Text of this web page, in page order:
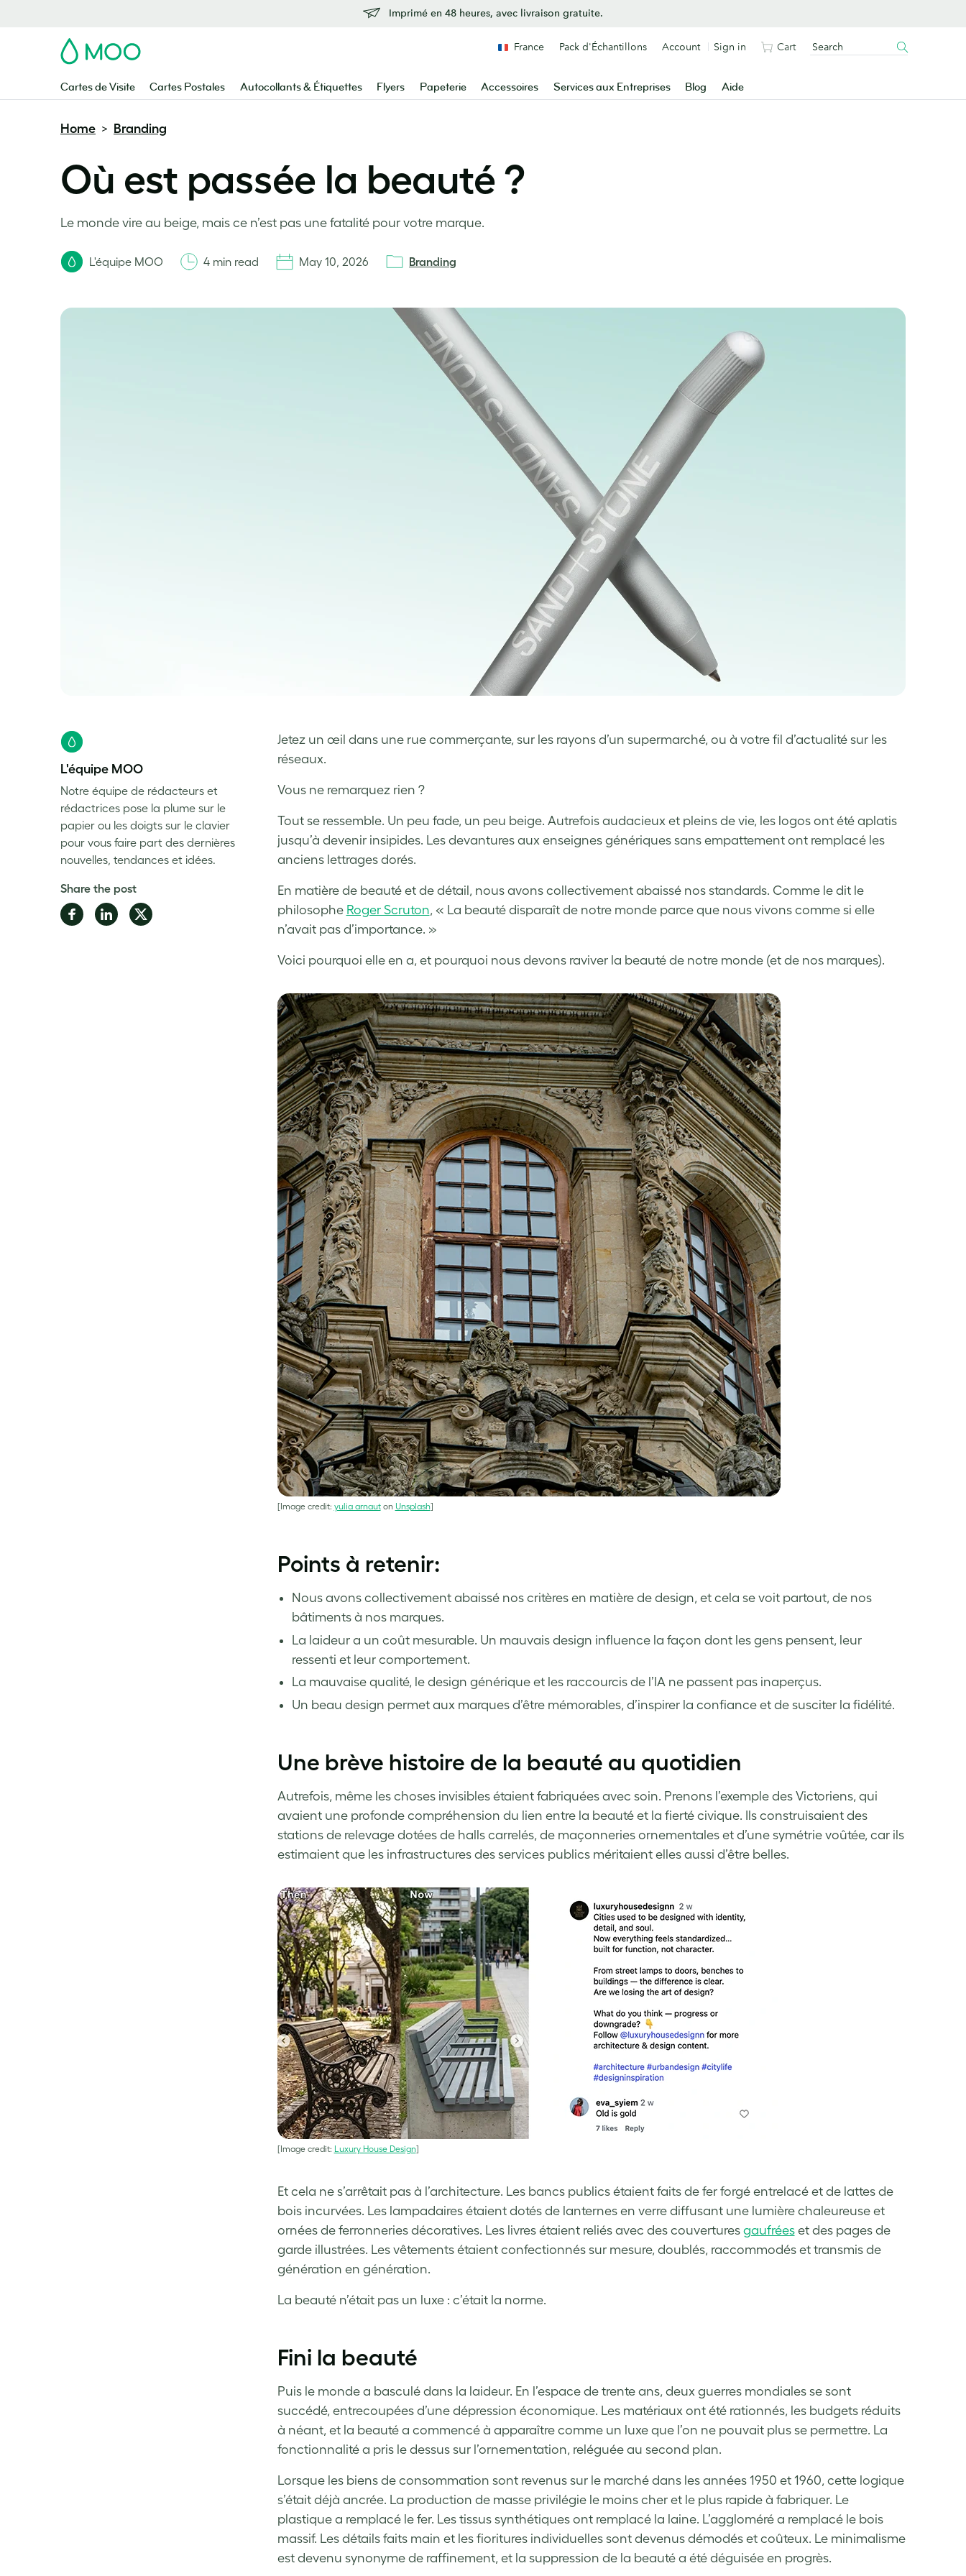
Imprimé en 48 heures, avec livraison gratuite.
MOO
Cartes de Visite Cartes Postales Autocollants & Étiquettes Flyers Papeterie Accessoires Services aux Entreprises Blog Aide
France Pack d'Échantillons Account Sign in Cart
Home > Branding
Où est passée la beauté ?
Le monde vire au beige, mais ce n’est pas une fatalité pour votre marque.
L'équipe MOO 4 min read May 10, 2026 Branding
Jetez un œil dans une rue commerçante, sur les rayons d’un supermarché, ou à votre fil d’actualité sur les
réseaux.
Vous ne remarquez rien ?
Tout se ressemble. Un peu fade, un peu beige. Autrefois audacieux et pleins de vie, les logos ont été aplatis
jusqu’à devenir insipides. Les devantures aux enseignes génériques sans empattement ont remplacé les
anciens lettrages dorés.
En matière de beauté et de détail, nous avons collectivement abaissé nos standards. Comme le dit le
philosophe Roger Scruton, « La beauté disparaît de notre monde parce que nous vivons comme si elle
n’avait pas d’importance. »
Voici pourquoi elle en a, et pourquoi nous devons raviver la beauté de notre monde (et de nos marques).
[Image credit: yulia arnauton Unsplash]
Points à retenir:
Nous avons collectivement abaissé nos critères en matière de design, et cela se voit partout, de nos
bâtiments à nos marques.
La laideur a un coût mesurable. Un mauvais design influence la façon dont les gens pensent, leur
ressenti et leur comportement.
La mauvaise qualité, le design générique et les raccourcis de l’IA ne passent pas inaperçus.
Un beau design permet aux marques d’être mémorables, d’inspirer la confiance et de susciter la fidélité.
Une brève histoire de la beauté au quotidien
Autrefois, même les choses invisibles étaient fabriquées avec soin. Prenons l’exemple des Victoriens, qui
avaient une profonde compréhension du lien entre la beauté et la fierté civique. Ils construisaient des
stations de relevage dotées de halls carrelés, de maçonneries ornementales et d’une symétrie voûtée, car ils
estimaient que les infrastructures des services publics méritaient elles aussi d’être belles.
[Image credit: Luxury House Design]
Et cela ne s’arrêtait pas à l’architecture. Les bancs publics étaient faits de fer forgé entrelacé et de lattes de
bois incurvées. Les lampadaires étaient dotés de lanternes en verre diffusant une lumière chaleureuse et
ornées de ferronneries décoratives. Les livres étaient reliés avec des couvertures gaufréeset des pages de
garde illustrées. Les vêtements étaient confectionnés sur mesure, doublés, raccommodés et transmis de
génération en génération.
La beauté n’était pas un luxe : c’était la norme.
Fini la beauté
Puis le monde a basculé dans la laideur. En l’espace de trente ans, deux guerres mondiales se sont
succédé, entrecoupées d’une dépression économique. Les matériaux ont été rationnés, les budgets réduits
à néant, et la beauté a commencé à apparaître comme un luxe que l’on ne pouvait plus se permettre. La
fonctionnalité a pris le dessus sur l’ornementation, reléguée au second plan.
Lorsque les biens de consommation sont revenus sur le marché dans les années 1950 et 1960, cette logique
s’était déjà ancrée. La production de masse privilégie le moins cher et le plus rapide à fabriquer. Le
plastique a remplacé le fer. Les tissus synthétiques ont remplacé la laine. L’aggloméré a remplacé le bois
massif. Les détails faits main et les fioritures individuelles sont devenus démodés et coûteux. Le minimalisme
est devenu synonyme de raffinement, et la suppression de la beauté a été déguisée en progrès.
L'équipe MOO
Notre équipe de rédacteurs et
rédactrices pose la plume sur le
papier ou les doigts sur le clavier
pour vous faire part des dernières
nouvelles, tendances et idées.
Share the post
Share Share Share